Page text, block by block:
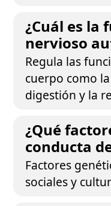
¿Cuál es la
nervioso
Regula las
cuerpo como
digestión y la
¿Qué
conducta
Factores
sociales y